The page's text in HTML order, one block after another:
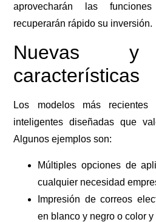
aprovecharán las
recuperarán rápido su inversión.
Nuevas y
características
Los modelos más recientes
inteligentes diseñadas que
Algunos ejemplos son:
Múltiples opciones de
cualquier necesidad
Impresión de correos
en blanco y negro o color